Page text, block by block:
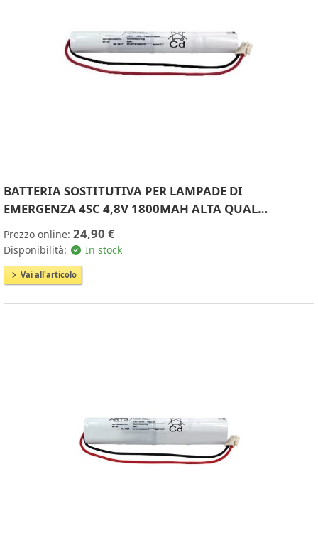
BATTERIA SOSTITUTIVA PER LAMPADE DI
EMERGENZA 4SC 4,8V 1800MAH ALTA QUAL…
Prezzo online: 24,90 €
Disponibilità: In stock
Vai all'articolo